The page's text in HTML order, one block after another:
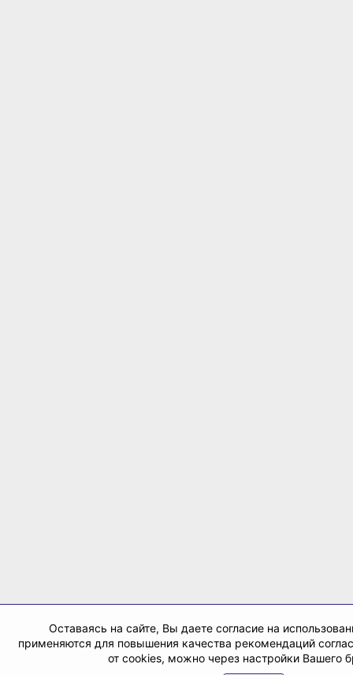
Оставаясь на сайте, Вы даете согласие на
применяются для повышения качества рекомендаций
от cookies, можно через настройки Вашего